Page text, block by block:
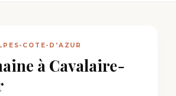
COTE-D'AZUR
à Cavalaire-